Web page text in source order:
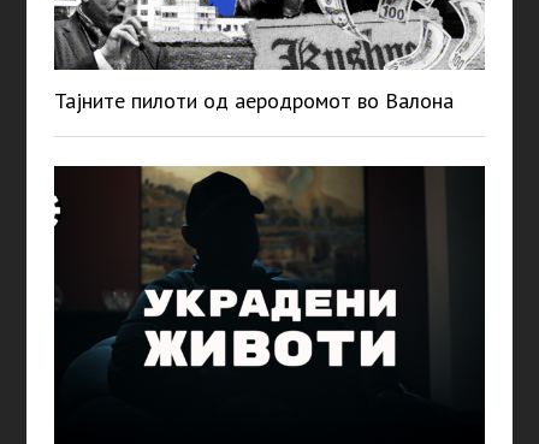
Тајните пилоти од аеродромот во Валона